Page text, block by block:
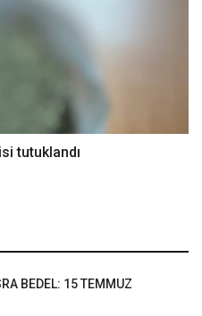
tutuklandı
BEDEL: 15 TEMMUZ